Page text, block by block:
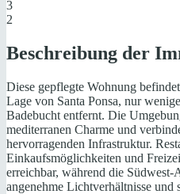
3
2
Beschreibung der
Diese gepflegte Wohnung
Lage von Santa Ponsa, nur
Badebucht entfernt. Die
mediterranen Charme und
hervorragenden Infrastruktur.
Einkaufsmöglichkeiten und
erreichbar, während die
angenehme Lichtverhältnisse und